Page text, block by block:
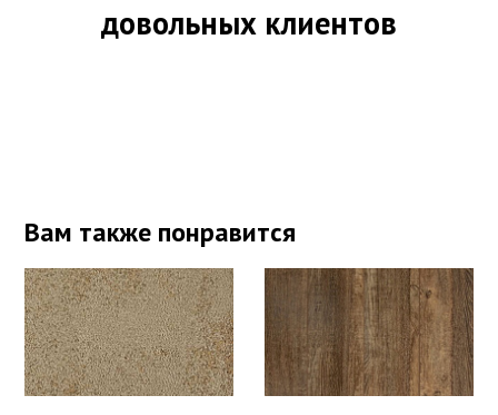
довольных клиентов
Вам также понравится